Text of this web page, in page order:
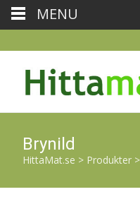
Brynild
HittaMat.se > Produkter >
MENU